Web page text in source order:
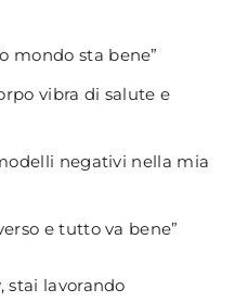
mondo sta bene”
vibra di salute e
negativi nella mia
e tutto va bene”
stai lavorando